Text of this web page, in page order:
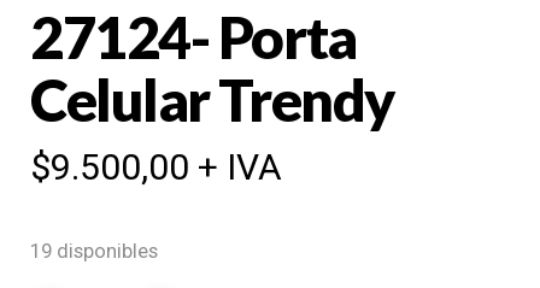
27124- Porta
Celular Trendy
$9.500,00 + IVA
19 disponibles